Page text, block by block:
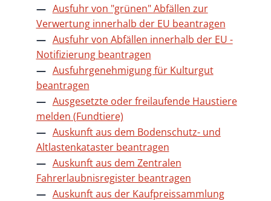
Ausfuhr von "grünen" Abfällen zur
Verwertung innerhalb der EU beantragen
Ausfuhr von Abfällen innerhalb der EU -
Notifizierung beantragen
Ausfuhrgenehmigung für Kulturgut
beantragen
Ausgesetzte oder freilaufende Haustiere
melden (Fundtiere)
Auskunft aus dem Bodenschutz- und
Altlastenkataster beantragen
Auskunft aus dem Zentralen
Fahrerlaubnisregister beantragen
Auskunft aus der Kaufpreissammlung